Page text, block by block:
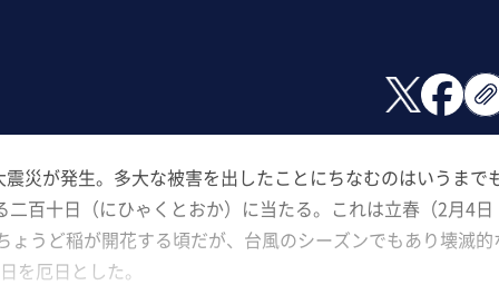
が発生。多大な被害を出したことにちなむのはいうまで
百十日（にひゃくとおか）に当たる。これは立春（2月4日
うど稲が開花する頃だが、台風のシーズンでもあり壊滅的
を厄日とした。